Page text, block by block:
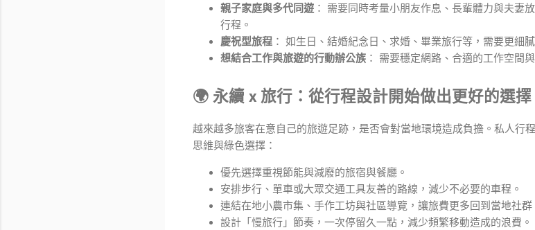
親子家庭與多代同遊 ： 需要同時考量小朋友作息、長輩體力與夫妻
行程。
慶祝型旅程 ： 如生日、結婚紀念日、求婚、畢業旅行等，需要更細
想結合工作與旅遊的行動辦公族 ： 需要穩定網路、合適的工作空間
🌍 永續 x 旅行：從行程設計開始做出更好的選擇
越來越多旅客在意自己的旅遊足跡，是否會對當地環境造成負擔。私人行
思維與綠色選擇：
優先選擇重視節能與減廢的旅宿與餐廳。
安排步行、單車或大眾交通工具友善的路線，減少不必要的車程。
連結在地小農市集、手作工坊與社區導覽，讓旅費更多回到當地社群
設計「慢旅行」節奏，一次停留久一點，減少頻繁移動造成的浪費。